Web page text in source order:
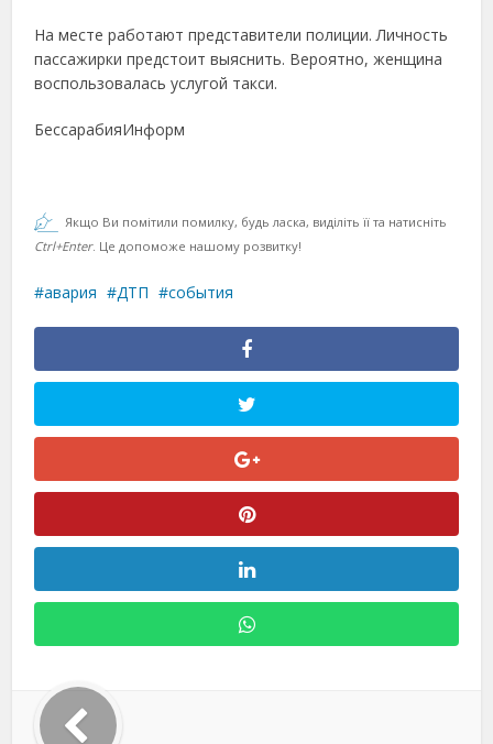
На месте работают представители полиции. Личность
пассажирки предстоит выяснить. Вероятно, женщина
воспользовалась услугой такси.
БессарабияИнформ
Якщо Ви помітили помилку, будь ласка, виділіть її та натисніть
Ctrl+Enter. Це допоможе нашому розвитку!
авария ДТП события